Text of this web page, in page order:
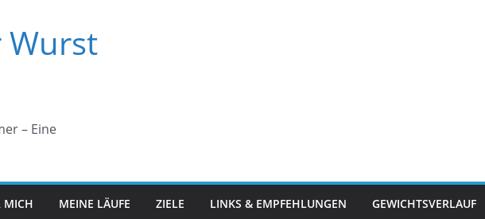
Wurst
– Eine
MICH MEINE LÄUFE ZIELE LINKS & EMPFEHLUNGEN GEWICHTSVERLAUF